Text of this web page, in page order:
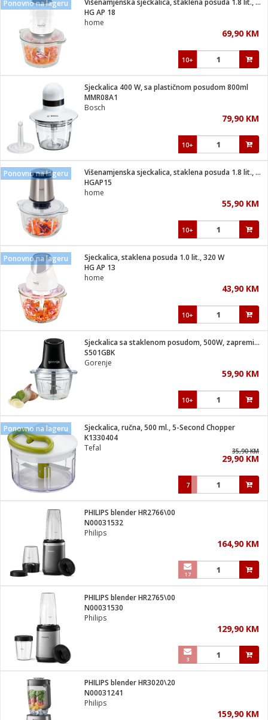
metar
ostalo
Vitrine
Sušilica
/ Zdravlje
za kosu
tuš
i kutije
osigurači
gorivo
Ponovno na lageru
Višenamjenska sjeckalica, staklena posuda 1.8 lit., 400W
HG AP 18
home
69,90 KM
10+
Sjeckalica 400 W, sa plastičnom posudom 800ml
MMR08A1
Bosch
79,90 KM
10+
Ponovno na lageru
Višenamjenska sjeckalica, staklena posuda 1.8 lit., 400W
HGAP15
home
55,90 KM
10+
Ponovno na lageru
Sjeckalica, staklena posuda 1.0 lit., 320 W
HG AP 13
home
43,90 KM
10+
Sjeckalica sa staklenom posudom, 500W, zapremina 1 l
S501GBK
Gorenje
59,90 KM
10+
Ponovno na lageru
Sjeckalica, ručna, 500 ml., 5-Second Chopper
K1330404
Tefal
35,90 KM
29,90 KM
7
PHILIPS blender HR2766\00
N00031532
Philips
164,90 KM
17
PHILIPS blender HR2765\00
N00031530
Philips
129,90 KM
3
PHILIPS blender HR3020\20
N00031241
Philips
159,90 KM